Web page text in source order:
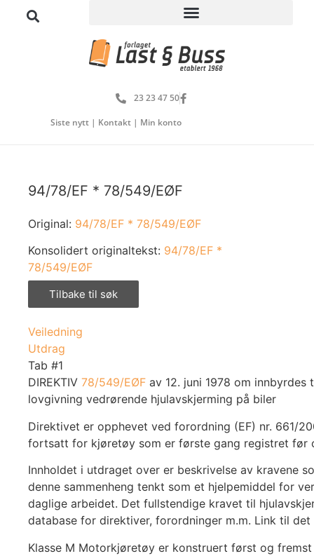
23 23 47 50
Siste nytt | Kontakt | Min konto
94/78/EF * 78/549/EØF
Original: 94/78/EF * 78/549/EØF
Konsolidert originaltekst: 94/78/EF *
78/549/EØF
Tilbake til søk
Veiledning
Utdrag
Tab #1
DIREKTIV 78/549/EØF av 12. juni 1978 om
lovgivning vedrørende hjulavskjerming på biler
Direktivet er opphevet ved forordning (EF) nr. 661/
fortsatt for kjøretøy som er første gang registret før
Innholdet i utdraget over er beskrivelse av kravene
denne sammenheng tenkt som et hjelpemiddel for
daglige arbeidet. Det fullstendige kravet til
database for direktiver, forordninger m.m. Link til
Klasse M Motorkjøretøy er konstruert først og